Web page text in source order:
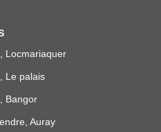
Locmariaquer
Le palais
Bangor
Auray